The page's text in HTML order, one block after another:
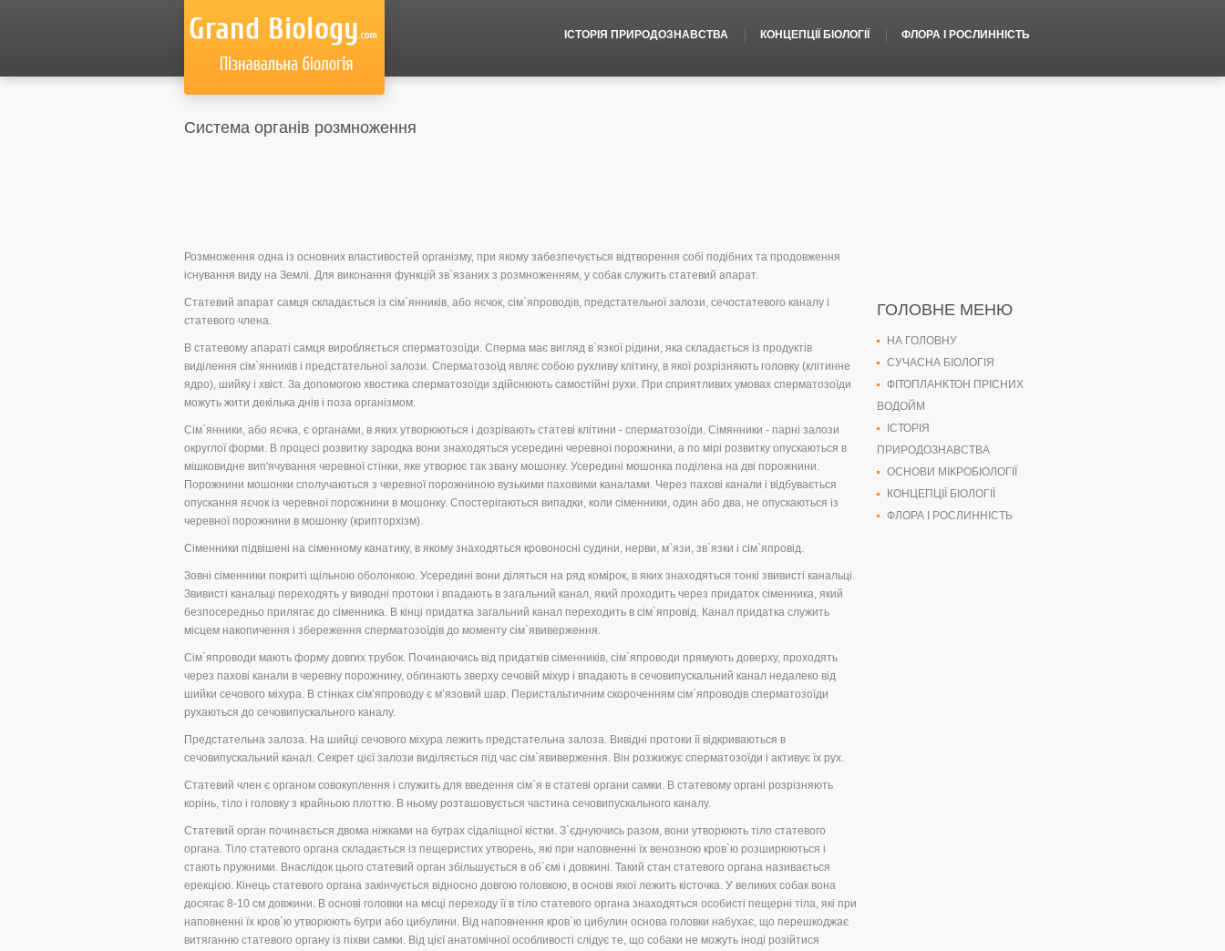
ІСТОРІЯ ПРИРОДОЗНАВСТВА КОНЦЕПЦІЇ БІОЛОГІЇ ФЛОРА І РОСЛИННІСТЬ
Система органів розмноження
Розмноження одна із основних властивостей організму, при якому забезпечується відтворення собі подібних та продовження
існування виду на Землі. Для виконання функцій зв`язаних з розмноженням, у собак служить статевий апарат.
Статевий апарат самця складається із сім`янників, або яєчок, сім`япроводів, предстательної залози, сечостатевого каналу і
статевого члена.
В статевому апараті самця виробляється сперматозоїди. Сперма має вигляд в`язкої рідини, яка складається із продуктів
виділення сім`янників і предстательної залози. Сперматозоїд являє собою рухливу клітину, в якої розрізняють головку (клітинне
ядро), шийку і хвіст. За допомогою хвостика сперматозоїди здійснюють самостійні рухи. При сприятливих умовах сперматозоїди
можуть жити декілька днів і поза організмом.
Сім`янники, або яєчка, є органами, в яких утворюються і дозрівають статеві клітини - сперматозоїди. Сімянники - парні залози
округлої форми. В процесі розвитку зародка вони знаходяться усередині черевної порожнини, а по мірі розвитку опускаються в
мішковидне вип'ячування черевної стінки, яке утворює так звану мошонку. Усередині мошонка поділена на дві порожнини.
Порожнини мошонки сполучаються з черевної порожниною вузькими паховими каналами. Через пахові канали і відбувається
опускання яєчок із черевної порожнини в мошонку. Спостерігаються випадки, коли сіменники, один або два, не опускаються із
черевної порожнини в мошонку (крипторхізм).
Сіменники підвішені на сіменному канатику, в якому знаходяться кровоносні судини, нерви, м`язи, зв`язки і сім`япровід.
Зовні сіменники покриті щільною оболонкою. Усередині вони діляться на ряд комірок, в яких знаходяться тонкі звивисті канальці.
Звивисті канальці переходять у виводні протоки і впадають в загальний канал, який проходить через придаток сіменника, який
безпосередньо прилягає до сіменника. В кінці придатка загальний канал переходить в сім`япровід. Канал придатка служить
місцем накопичення і збереження сперматозоїдів до моменту сім`явиверження.
Сім`япроводи мають форму довгих трубок. Починаючись від придатків сіменників, сім`япроводи прямують доверху, проходять
через пахові канали в черевну порожнину, обгинають зверху сечовій міхур і впадають в сечовипускальний канал недалеко від
шийки сечового міхура. В стінках сім’япроводу є м’язовий шар. Перистальтичним скороченням сім`япроводів сперматозоїди
рухаються до сечовипускального каналу.
Предстательна залоза. На шийці сечового міхура лежить предстательна залоза. Вивідні протоки її відкриваються в
сечовипускальний канал. Секрет цієї залози виділяється під час сім`явиверження. Він розжижує сперматозоїди і активує їх рух.
Статевий член є органом совокуплення і служить для введення сім`я в статеві органи самки. В статевому органі розрізняють
корінь, тіло і головку з крайньою плоттю. В ньому розташовується частина сечовипускального каналу.
Статевий орган починається двома ніжками на буграх сідаліщної кістки. З`єднуючись разом, вони утворюють тіло статевого
органа. Тіло статевого органа складається із пещеристих утворень, які при наповненні їх венозною кров`ю розширюються і
стають пружними. Внаслідок цього статевий орган збільшується в об`ємі і довжині. Такий стан статевого органа називається
ерекцією. Кінець статевого органа закінчується відносно довгою головкою, в основі якої лежить кісточка. У великих собак вона
досягає 8-10 см довжини. В основі головки на місці переходу її в тіло статевого органа знаходяться особисті пещерні тіла, які при
наповненні їх кров`ю утворюють бугри або цибулини. Від наповнення кров`ю цибулин основа головки набухає, що перешкоджає
витяганню статевого органу із піхви самки. Від цієї анатомічної особливості слідує те, що собаки не можуть іноді розійтися
ГОЛОВНЕ МЕНЮ
НА ГОЛОВНУ
СУЧАСНА БІОЛОГІЯ
ФІТОПЛАНКТОН ПРІСНИХ
ВОДОЙМ
ІСТОРІЯ
ПРИРОДОЗНАВСТВА
ОСНОВИ МІКРОБІОЛОГІЇ
КОНЦЕПЦІЇ БІОЛОГІЇ
ФЛОРА І РОСЛИННІСТЬ